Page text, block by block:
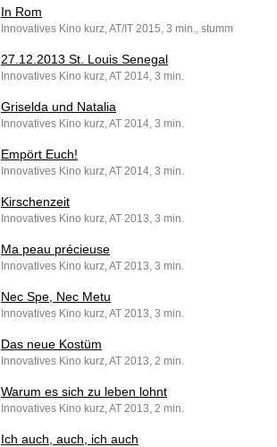
In Rom
Innovatives Kino kurz, AT/IT 2015, 3 min., stumm
27.12.2013 St. Louis Senegal
Innovatives Kino kurz, AT 2014, 3 min.
Griselda und Natalia
Innovatives Kino kurz, AT 2014, 3 min.
Empört Euch!
Innovatives Kino kurz, AT 2014, 3 min.
Kirschenzeit
Innovatives Kino kurz, AT 2013, 3 min.
Ma peau précieuse
Innovatives Kino kurz, AT 2013, 3 min.
Nec Spe, Nec Metu
Innovatives Kino kurz, AT 2013, 3 min.
Das neue Kostüm
Innovatives Kino kurz, AT 2013, 2 min.
Warum es sich zu leben lohnt
Innovatives Kino kurz, AT 2013, 2 min.
Ich auch, auch, ich auch